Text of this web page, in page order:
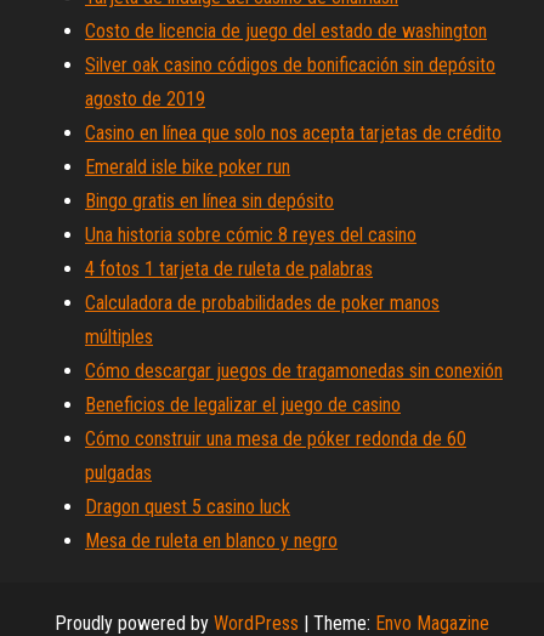
Costo de licencia de juego del estado de washington
Silver oak casino códigos de bonificación sin depósito
agosto de 2019
Casino en línea que solo nos acepta tarjetas de crédito
Emerald isle bike poker run
Bingo gratis en línea sin depósito
Una historia sobre cómic 8 reyes del casino
4 fotos 1 tarjeta de ruleta de palabras
Calculadora de probabilidades de poker manos
múltiples
Cómo descargar juegos de tragamonedas sin conexión
Beneficios de legalizar el juego de casino
Cómo construir una mesa de póker redonda de 60
pulgadas
Dragon quest 5 casino luck
Mesa de ruleta en blanco y negro
Proudly powered by WordPress | Theme: Envo Magazine